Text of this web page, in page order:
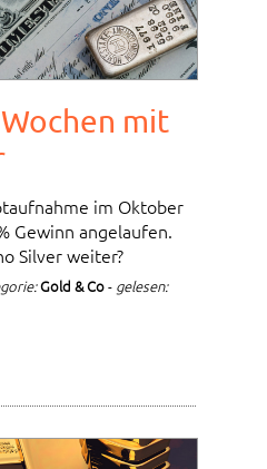
mit
im Oktober
Gewinn angelaufen.
Silver weiter?
Gold & Co- gelesen: